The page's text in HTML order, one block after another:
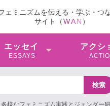
ェミニズムを伝える・学ぶ・つ
サイト（WAN ）
エッセイ
ESSAYS
アクシ
様なフェミニズム実践とジェンダー